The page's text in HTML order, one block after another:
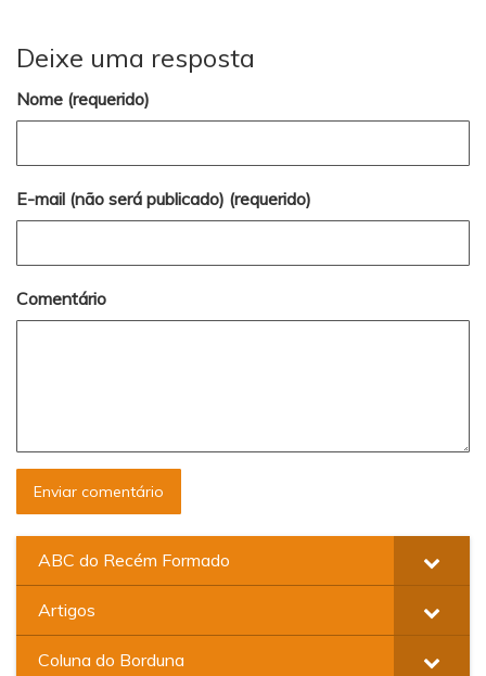
Deixe uma resposta
Nome (requerido)
E-mail (não será publicado) (requerido)
Comentário
ABC do Recém Formado
Artigos
Coluna do Borduna